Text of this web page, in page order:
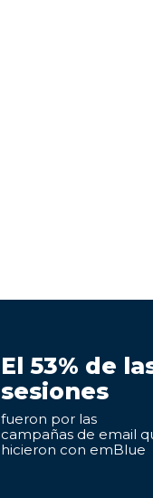
El 53% de
sesiones
fueron por las
campañas de email
hicieron con emBlue